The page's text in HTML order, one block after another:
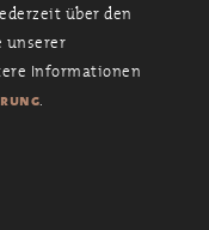
über den
unserer
Informationen
.